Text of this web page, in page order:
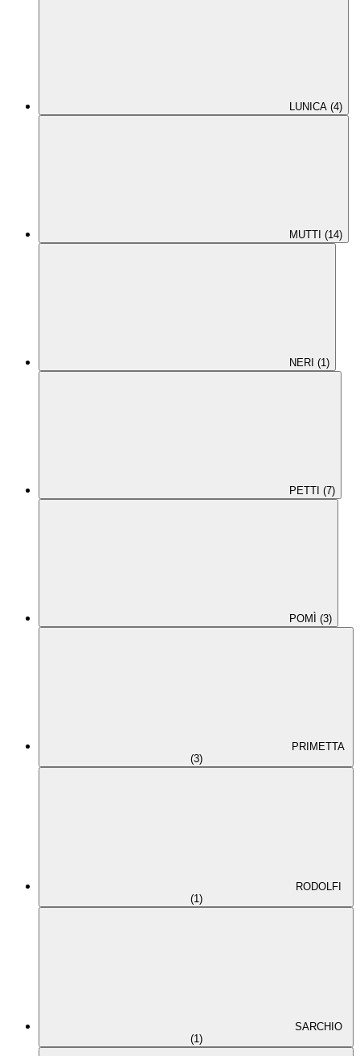
LUNICA (4)
MUTTI (14)
NERI (1)
PETTI (7)
POMÌ (3)
PRIMETTA
(3)
RODOLFI
(1)
SARCHIO
(1)